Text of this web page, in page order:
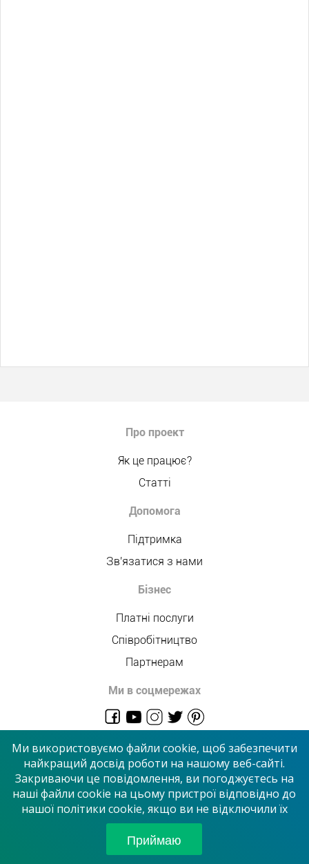
Про проект
Як це працює?
Статті
Допомога
Підтримка
Зв'язатися з нами
Бізнес
Платні послуги
Співробітництво
Партнерам
Ми в соцмережах
© 2026 “Сервісний центр”
Приймаємо до оплати
Ми використовуємо файли cookie, щоб забезпечити
найкращий досвід роботи на нашому веб-сайті.
Закриваючи це повідомлення, ви погоджуєтесь на
наші файли cookie на цьому пристрої відповідно до
нашої політики cookie, якщо ви не відключили їх
Приймаю